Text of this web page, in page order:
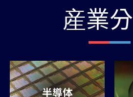
水素エネルギ
推進：金属製
プの重要な役
環境保護と再生可能エネ
界的に高まるにつれて、
産業
半導体